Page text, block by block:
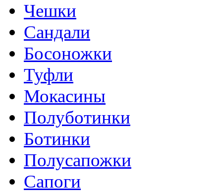
Чешки
Сандали
Босоножки
Туфли
Мокасины
Полуботинки
Ботинки
Полусапожки
Сапоги